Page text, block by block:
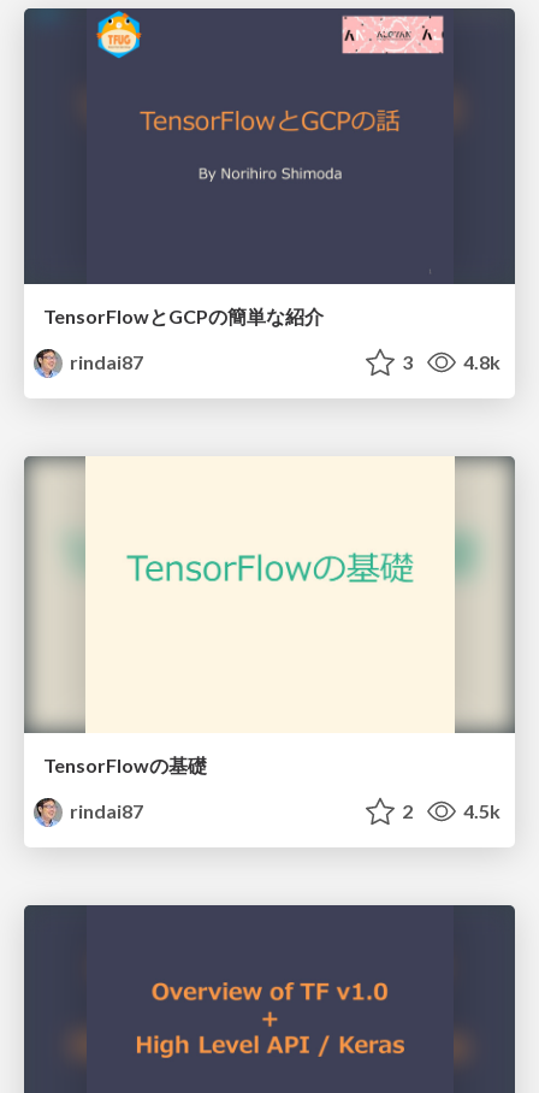
TensorFlowとGCPの簡単な紹介
rindai87
3 4.8k
TensorFlowの基礎
rindai87
2 4.5k